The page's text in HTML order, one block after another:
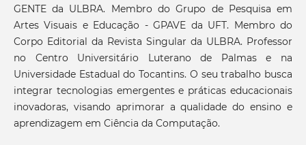
GENTE da ULBRA. Membro do Grupo de Pesquisa em
Artes Visuais e Educação - GPAVE da UFT. Membro do
Corpo Editorial da Revista Singular da ULBRA. Professor
no Centro Universitário Luterano de Palmas e na
Universidade Estadual do Tocantins. O seu trabalho busca
integrar tecnologias emergentes e práticas educacionais
inovadoras, visando aprimorar a qualidade do ensino e
aprendizagem em Ciência da Computação.